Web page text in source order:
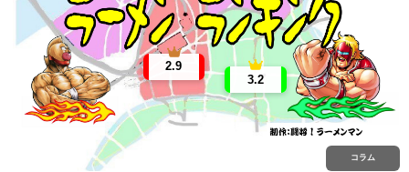
3.2
2.9
コラム